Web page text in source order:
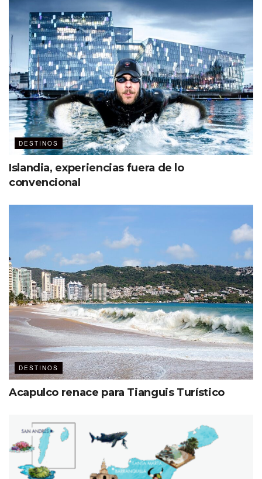
DESTINOS
Islandia, experiencias fuera de lo
convencional
DESTINOS
Acapulco renace para Tianguis Turístico